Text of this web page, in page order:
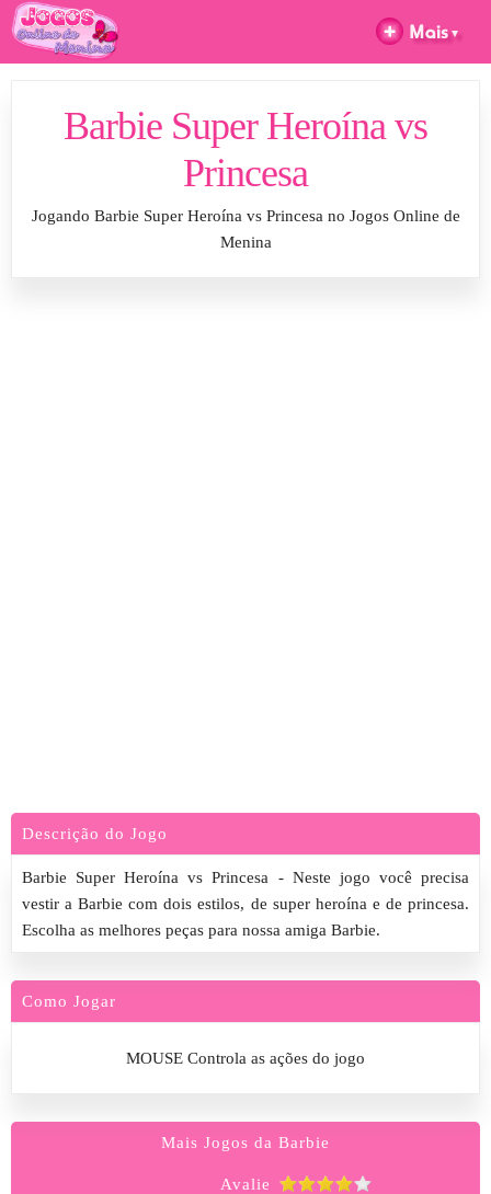
Barbie Super Heroína vs
Princesa
Jogando Barbie Super Heroína vs Princesa no Jogos Online de
Menina
Descrição do Jogo
Barbie Super Heroína vs Princesa - Neste jogo você precisa
vestir a Barbie com dois estilos, de super heroína e de princesa.
Escolha as melhores peças para nossa amiga Barbie.
Como Jogar
MOUSE Controla as ações do jogo
Mais Jogos da Barbie
Avalie